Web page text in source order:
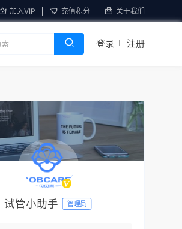
加入VIP 充值积分 关于我们
登录 注册
试管小助手 管理员